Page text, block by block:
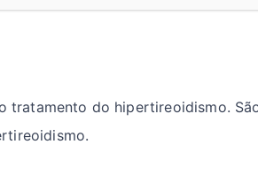
do hipertireoidismo.